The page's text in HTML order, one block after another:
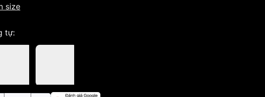
size
tự: